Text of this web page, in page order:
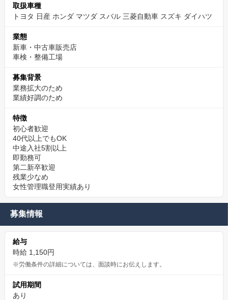
取扱車種
トヨタ 日産 ホンダ マツダ スバル 三菱自動車 スズキ ダイハツ
業態
新車・中古車販売店
車検・整備工場
募集背景
業務拡大のため
業績好調のため
特徴
初心者歓迎
40代以上でもOK
中途入社5割以上
即勤務可
第二新卒歓迎
残業少なめ
女性管理職登用実績あり
募集情報
給与
時給 1,150円
※労働条件の詳細については、面談時にお伝えします。
試用期間
あり